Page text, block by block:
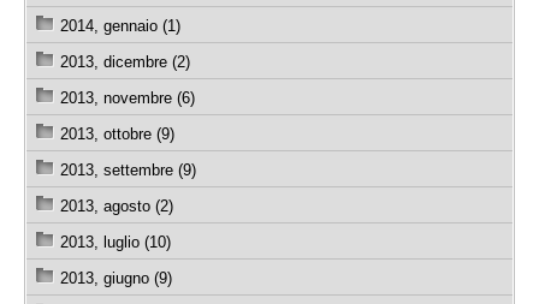
2014, gennaio (1)
2013, dicembre (2)
2013, novembre (6)
2013, ottobre (9)
2013, settembre (9)
2013, agosto (2)
2013, luglio (10)
2013, giugno (9)